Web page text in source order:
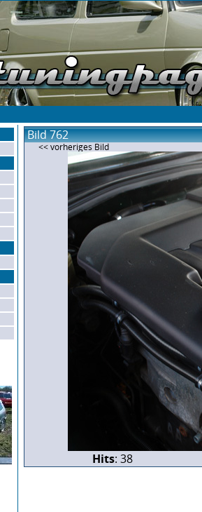
Bild 762
<< vorheriges Bild
Hits: 38